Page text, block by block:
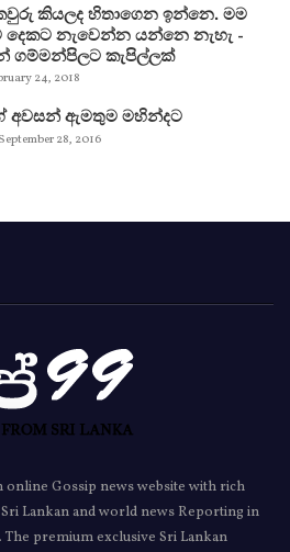
කියලද හිතාගෙන ඉන්නෙ. මම
දෙකට නැවෙන්න යන්නෙ නැහැ -
ගම්මන්පිලට කැපිල්ලක්
24, 2018
අවසන් ඇමතුම මහින්දට
28, 2016
online Gossip news website with rich
Lankan and world news Reporting in
The premium exclusive Sri Lankan